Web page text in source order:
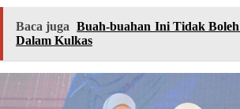
Baca juga
Buah-buahan Ini Tidak
Dalam Kulkas